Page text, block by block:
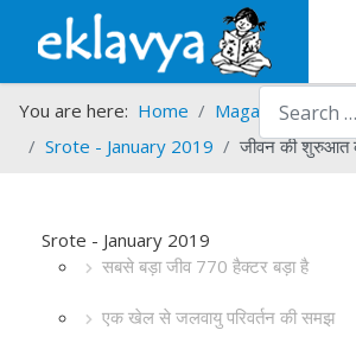
Search
You are here: Home Magazines
Srote - January 2019
जीवन की शुरुआत
Srote - January 2019
सबसे बड़ा जीव 770 हैक्टर बड़ा है
एक खेल से जलवायु परिवर्तन की समझ